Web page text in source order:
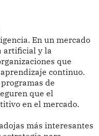
En un mercado
artificial y la
que
continuo.
de
que el
en el mercado.
más interesantes